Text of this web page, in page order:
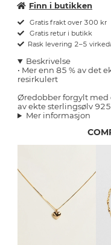
Finn i butikken
Gratis frakt over 300 kr
Gratis retur i butikk
Rask levering 2–5
Beskrivelse
• Mer enn 85 % av det
resirkulert
Øredobber forgylt med
av ekte sterlingsølv 925.
Mer informasjon